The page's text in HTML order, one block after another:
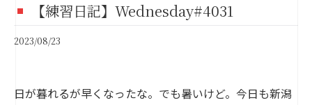
【練習日記】Wednesday#4031
2023/08/23
日が暮れるが早くなったな。でも暑いけど。今日も新潟